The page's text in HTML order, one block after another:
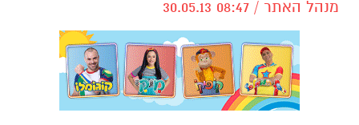
מנהל האתר / 08:47 30.05.13